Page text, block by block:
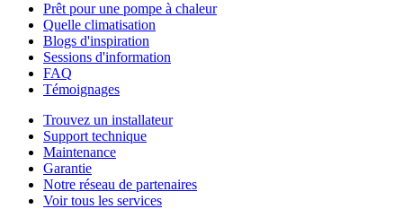
Prêt pour une pompe à chaleur
Quelle climatisation
Blogs d'inspiration
Sessions d'information
FAQ
Témoignages
Trouvez un installateur
Support technique
Maintenance
Garantie
Notre réseau de partenaires
Voir tous les services